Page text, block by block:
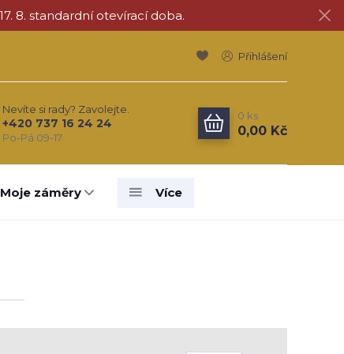
8. standardní otevírací doba.
Přihlášení
Nevíte si rady? Zavolejte.
+420 737 16 24 24
Po-Pá 09-17
0 ks
0,00 Kč
Moje záměry Více